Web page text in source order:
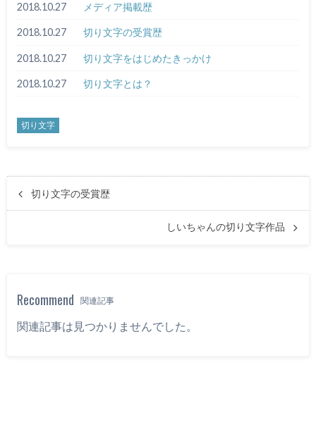
2018.10.27 メディア掲載歴
2018.10.27 切り文字の受賞歴
2018.10.27 切り文字をはじめたきっかけ
2018.10.27 切り文字とは？
切り文字
切り文字の受賞歴
しいちゃんの切り文字作品
Recommend 関連記事
関連記事は見つかりませんでした。